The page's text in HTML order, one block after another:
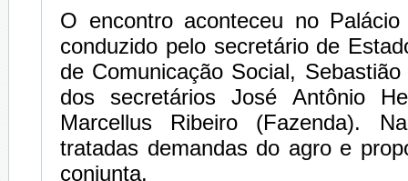
O encontro aconteceu no
conduzido pelo secretário de
de Comunicação Social,
dos secretários José Antônio
Marcellus Ribeiro (Fazenda).
tratadas demandas do agro e
conjunta.